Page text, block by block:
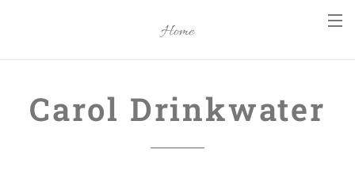
Home
Carol Drinkwater